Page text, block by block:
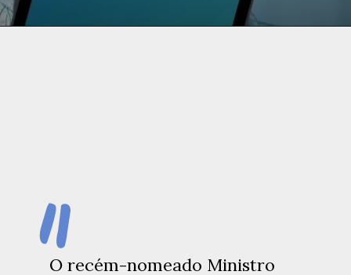
O recém-nomeado Ministro